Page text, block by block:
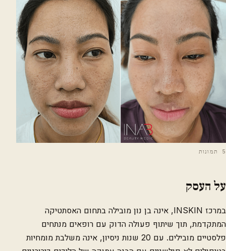
5 תמונות
על העסק
במרכז INSKIN, אינה בן נון מובילה בתחום האסתטיקה
המתקדמת, תוך שיתוף פעולה הדוק עם רופאים מנתחים
פלסטיים מובילים. עם 20 שנות ניסיון, אינה משלבת מומחיות